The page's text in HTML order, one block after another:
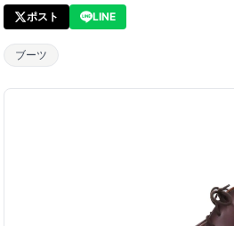
ポスト LINE
ブーツ